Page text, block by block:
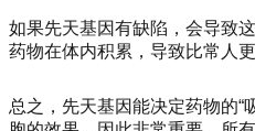
如果先天基因有缺陷，会导致
药物在体内积累，导致比常人
总之，先天基因能决定药物的“